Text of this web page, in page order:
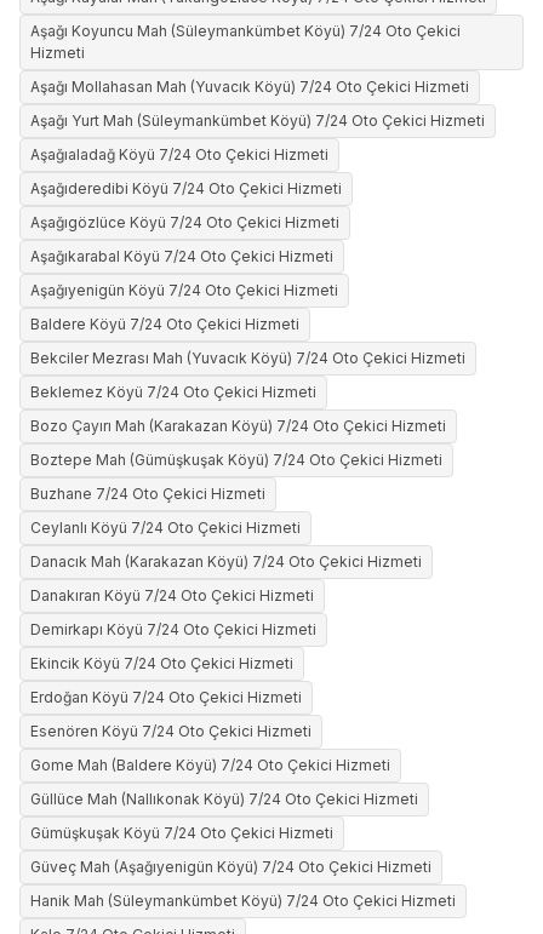
Aşağı Koyuncu Mah (Süleymankümbet Köyü) 7/24 Oto Çekici
Hizmeti
Aşağı Mollahasan Mah (Yuvacık Köyü) 7/24 Oto Çekici Hizmeti
Aşağı Yurt Mah (Süleymankümbet Köyü) 7/24 Oto Çekici Hizmeti
Aşağıaladağ Köyü 7/24 Oto Çekici Hizmeti
Aşağıderedibi Köyü 7/24 Oto Çekici Hizmeti
Aşağıgözlüce Köyü 7/24 Oto Çekici Hizmeti
Aşağıkarabal Köyü 7/24 Oto Çekici Hizmeti
Aşağıyenigün Köyü 7/24 Oto Çekici Hizmeti
Baldere Köyü 7/24 Oto Çekici Hizmeti
Bekciler Mezrası Mah (Yuvacık Köyü) 7/24 Oto Çekici Hizmeti
Beklemez Köyü 7/24 Oto Çekici Hizmeti
Bozo Çayırı Mah (Karakazan Köyü) 7/24 Oto Çekici Hizmeti
Boztepe Mah (Gümüşkuşak Köyü) 7/24 Oto Çekici Hizmeti
Buzhane 7/24 Oto Çekici Hizmeti
Ceylanlı Köyü 7/24 Oto Çekici Hizmeti
Danacık Mah (Karakazan Köyü) 7/24 Oto Çekici Hizmeti
Danakıran Köyü 7/24 Oto Çekici Hizmeti
Demirkapı Köyü 7/24 Oto Çekici Hizmeti
Ekincik Köyü 7/24 Oto Çekici Hizmeti
Erdoğan Köyü 7/24 Oto Çekici Hizmeti
Esenören Köyü 7/24 Oto Çekici Hizmeti
Gome Mah (Baldere Köyü) 7/24 Oto Çekici Hizmeti
Güllüce Mah (Nallıkonak Köyü) 7/24 Oto Çekici Hizmeti
Gümüşkuşak Köyü 7/24 Oto Çekici Hizmeti
Güveç Mah (Aşağıyenigün Köyü) 7/24 Oto Çekici Hizmeti
Hanik Mah (Süleymankümbet Köyü) 7/24 Oto Çekici Hizmeti